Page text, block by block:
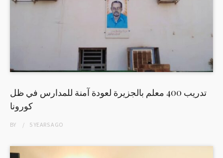
تدريب 400 معلم بالجزيرة لعودة آمنة للمدارس في ظل
كورونا
BY 5 YEARSAGO